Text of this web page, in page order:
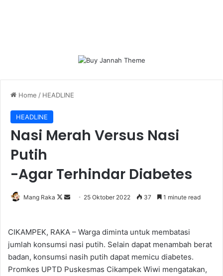
Home / HEADLINE
HEADLINE
Nasi Merah Versus Nasi
Putih
-Agar Terhindar Diabetes
Mang Raka
Follow
Send 25 Oktober 2022 37 1 minute read
CIKAMPEK, RAKA – Warga diminta untuk membatasi
jumlah konsumsi nasi putih. Selain dapat menambah berat
badan, konsumsi nasih putih dapat memicu diabetes.
Promkes UPTD Puskesmas Cikampek Wiwi mengatakan,